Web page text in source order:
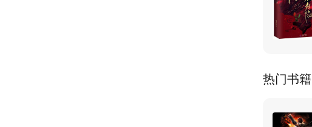
热门书籍